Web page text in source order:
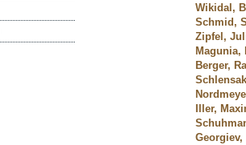
Wikidal,
Schmid,
Zipfel,
Magunia,
Berger,
Iller,
Georgiev,